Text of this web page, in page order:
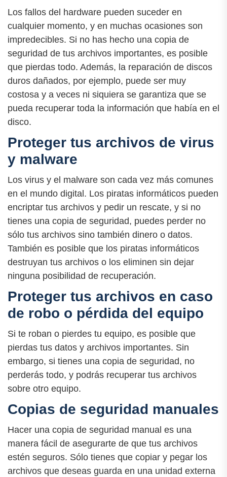
Los fallos del hardware pueden suceder en
cualquier momento, y en muchas ocasiones son
impredecibles. Si no has hecho una copia de
seguridad de tus archivos importantes, es posible
que pierdas todo. Además, la reparación de discos
duros dañados, por ejemplo, puede ser muy
costosa y a veces ni siquiera se garantiza que se
pueda recuperar toda la información que había en el
disco.
Proteger tus archivos de virus
y malware
Los virus y el malware son cada vez más comunes
en el mundo digital. Los piratas informáticos pueden
encriptar tus archivos y pedir un rescate, y si no
tienes una copia de seguridad, puedes perder no
sólo tus archivos sino también dinero o datos.
También es posible que los piratas informáticos
destruyan tus archivos o los eliminen sin dejar
ninguna posibilidad de recuperación.
Proteger tus archivos en caso
de robo o pérdida del equipo
Si te roban o pierdes tu equipo, es posible que
pierdas tus datos y archivos importantes. Sin
embargo, si tienes una copia de seguridad, no
perderás todo, y podrás recuperar tus archivos
sobre otro equipo.
Copias de seguridad manuales
Hacer una copia de seguridad manual es una
manera fácil de asegurarte de que tus archivos
estén seguros. Sólo tienes que copiar y pegar los
archivos que deseas guarda en una unidad externa